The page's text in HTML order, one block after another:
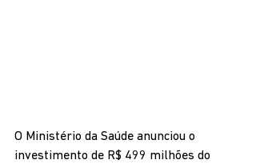
O Ministério da Saúde anunciou o
investimento de R$ 499 milhões do